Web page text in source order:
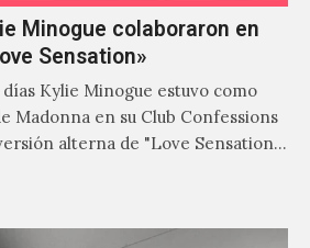
Minogue colaboraron en
Sensation»
días Kylie Minogue estuvo como
Madonna en su Club Confessions
alterna de "Love Sensation",